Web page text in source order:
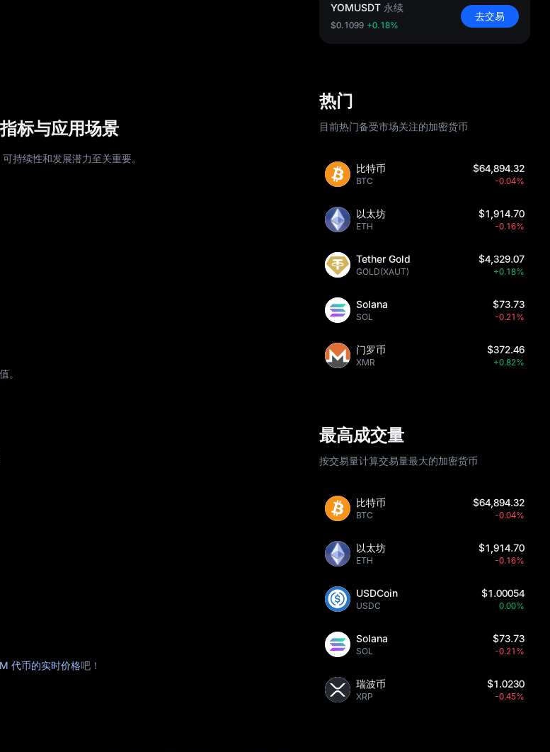
标与应用场景
持续性和发展潜力至关重要。
。
代币的实时价格吧！
YOMUSDT 永续
$0.1099 +0.18%
去交易
热门
目前热门备受市场关注的加密货币
比特币
BTC
$64,894.32
-0.04%
以太坊
ETH
$1,914.70
-0.16%
Tether Gold
GOLD(XAUT)
$4,329.07
+0.18%
Solana
SOL
$73.73
-0.21%
门罗币
XMR
$372.46
+0.82%
最高成交量
按交易量计算交易量最大的加密货币
比特币
BTC
$64,894.32
-0.04%
以太坊
ETH
$1,914.70
-0.16%
USDCoin
USDC
$1.00054
0.00%
Solana
SOL
$73.73
-0.21%
瑞波币
XRP
$1.0230
-0.45%